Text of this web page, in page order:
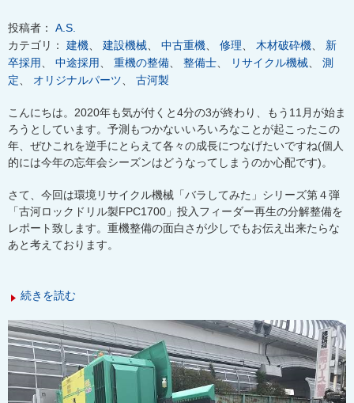
投稿者： A.S.
カテゴリ： 建機 建設機械 中古重機 修理 木材破砕機
新
卒採用
中途採用 重機の整備 整備士 リサイクル機械
測
定
オリジナルパーツ 古河製
こんにちは。2020年も気が付くと4分の3が終わり、もう11月が始ま
ろうとしています。予測もつかないいろいろなことが起こったこの
年、ぜひこれを逆手にとらえて各々の成長につなげたいですね(個人
的には今年の忘年会シーズンはどうなってしまうのか心配です)。
さて、今回は環境リサイクル機械「バラしてみた」シリーズ第４弾
「古河ロックドリル製FPC1700」投入フィーダー再生の分解整備を
レポート致します。重機整備の面白さが少しでもお伝え出来たらな
あと考えております。
続きを読む